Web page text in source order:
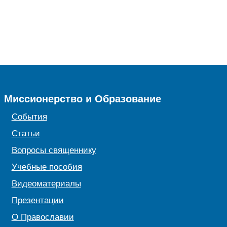
Миссионерство и Образование
События
Статьи
Вопросы священнику
Учебные пособия
Видеоматериалы
Презентации
О Православии